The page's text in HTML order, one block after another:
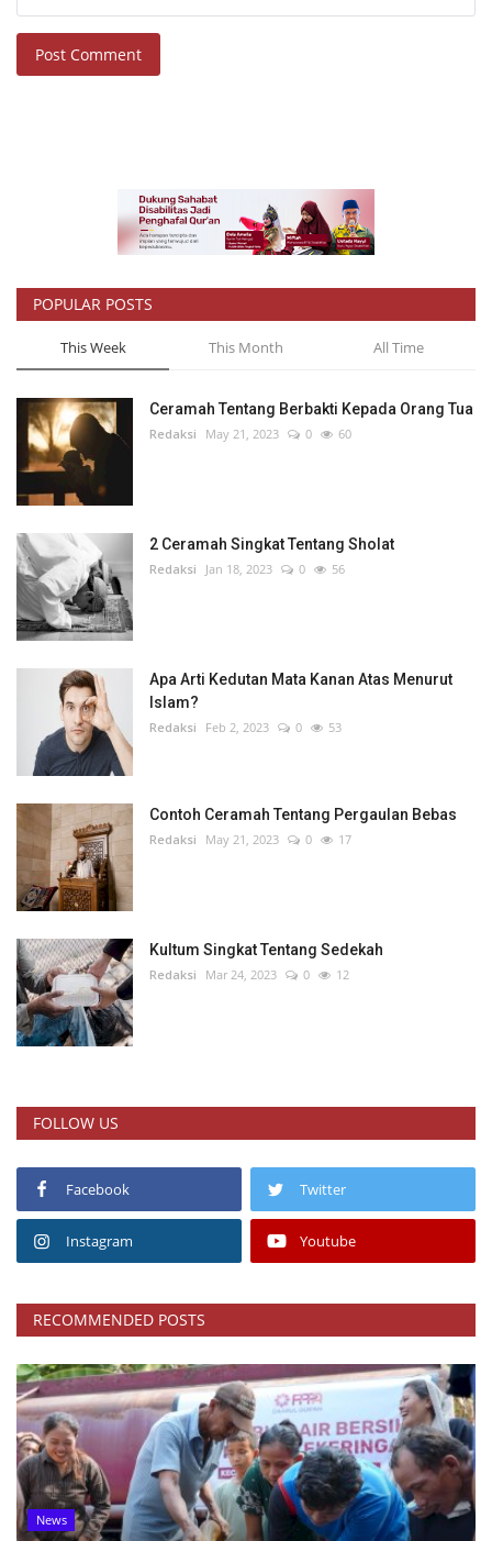
Post Comment
POPULAR POSTS
This Week This Month All Time
Ceramah Tentang Berbakti Kepada Orang Tua
Redaksi May 21, 2023 0 60
2 Ceramah Singkat Tentang Sholat
Redaksi Jan 18, 2023 0 56
Apa Arti Kedutan Mata Kanan Atas Menurut
Islam?
Redaksi Feb 2, 2023 0 53
Contoh Ceramah Tentang Pergaulan Bebas
Redaksi May 21, 2023 0 17
Kultum Singkat Tentang Sedekah
Redaksi Mar 24, 2023 0 12
FOLLOW US
Facebook Twitter
Instagram Youtube
RECOMMENDED POSTS
News